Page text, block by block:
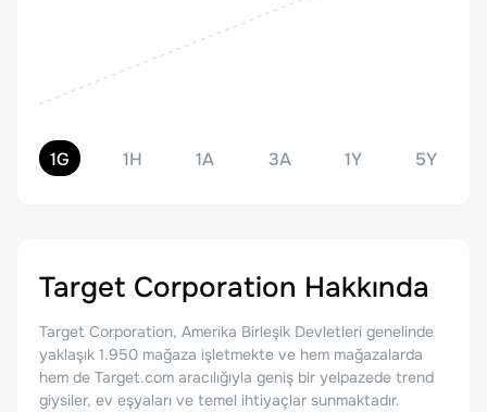
1G 1H 1A 3A 1Y 5Y
Target Corporation Hakkında
Target Corporation, Amerika Birleşik Devletleri genelinde
yaklaşık 1.950 mağaza işletmekte ve hem mağazalarda
hem de Target.com aracılığıyla geniş bir yelpazede trend
giysiler, ev eşyaları ve temel ihtiyaçlar sunmaktadır.